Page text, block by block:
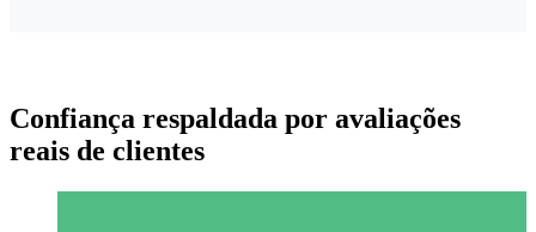
Confiança respaldada por avaliações
reais de clientes